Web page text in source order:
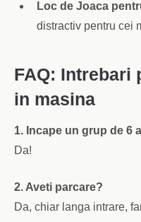
Loc de Joaca
distractiv pentru cei
FAQ: Intrebari
in masina
1. Incape un grup de 6
Da!
2. Aveti parcare?
Da, chiar langa intrare,